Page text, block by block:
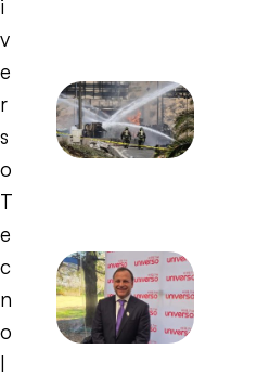
i
v
e
r
s
o
T
e
c
n
o
l